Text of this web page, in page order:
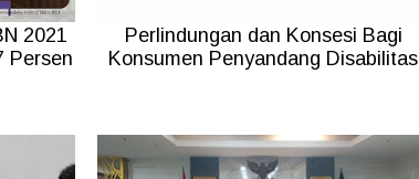
2021
Persen
Perlindungan dan Konsesi Bagi
Konsumen Penyandang Disabilitas